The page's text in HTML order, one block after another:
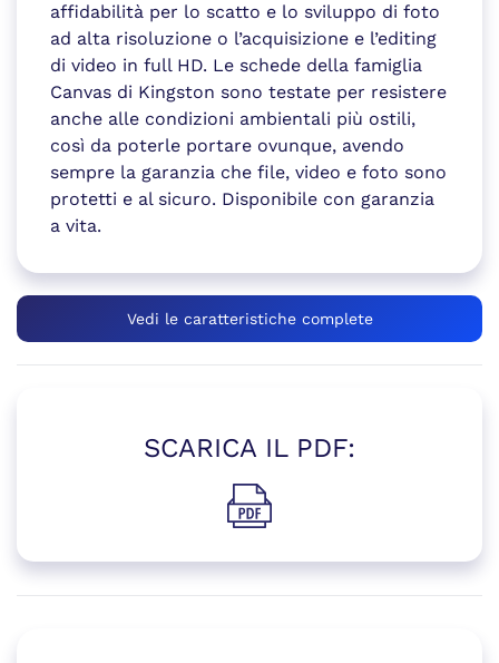
affidabilità per lo scatto e lo sviluppo di foto
ad alta risoluzione o l’acquisizione e l’editing
di video in full HD. Le schede della famiglia
Canvas di Kingston sono testate per resistere
anche alle condizioni ambientali più ostili,
così da poterle portare ovunque, avendo
sempre la garanzia che file, video e foto sono
protetti e al sicuro. Disponibile con garanzia
a vita.
Vedi le caratteristiche complete
SCARICA IL PDF:
(si apre in una nuova